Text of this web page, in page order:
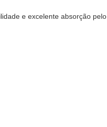
e excelente absorção pelo